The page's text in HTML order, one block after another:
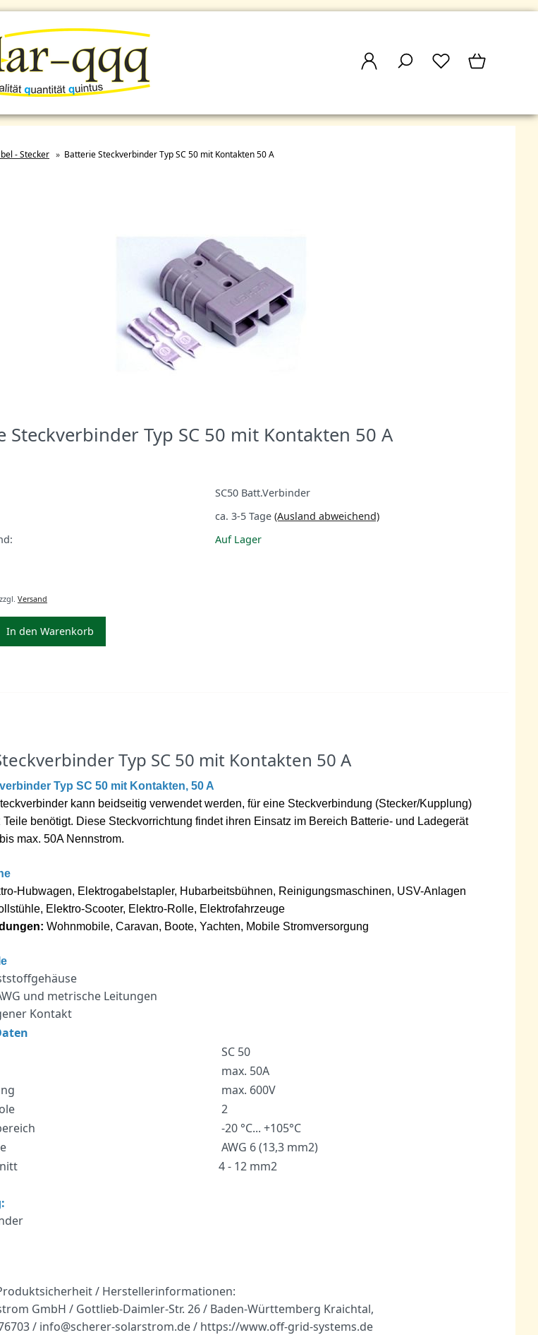
- Stecker » Batterie Steckverbinder Typ SC 50 mit Kontakten 50 A
Steckverbinder Typ SC 50 mit Kontakten 50 A
SC50 Batt.Verbinder
ca. 3-5 Tage (Ausland abweichend)
Auf Lager
zzgl. Versand
In den Warenkorb
Typ SC 50 mit Kontakten 50 A
Typ SC 50 mit Kontakten, 50 A
kann beidseitig verwendet werden, für eine Steckverbindung (Stecker/Kupplung)
Teile benötigt. Diese Steckvorrichtung findet ihren Einsatz im Bereich Batterie- und Ladegerät
max. 50A Nennstrom.
Hubwagen, Elektrogabelstapler, Hubarbeitsbühnen, Reinigungsmaschinen, USV-Anlagen
Elektro-Scooter, Elektro-Rolle, Elektrofahrzeuge
Wohnmobile, Caravan, Boote, Yachten, Mobile Stromversorgung
und metrische Leitungen
Kontakt
SC 50
max. 50A
max. 600V
2
-20 °C... +105°C
AWG 6 (13,3 mm2)
4 - 12 mm2
/ Herstellerinformationen:
GmbH / Gottlieb-Daimler-Str. 26 / Baden-Württemberg Kraichtal,
/ info@scherer-solarstrom.de / https://www.off-grid-systems.de